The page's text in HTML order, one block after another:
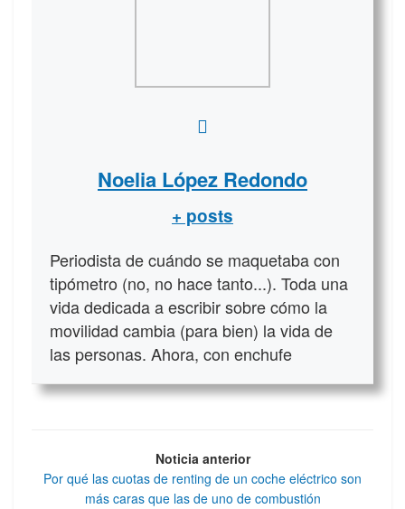
Noelia López Redondo
+ posts
Periodista de cuándo se maquetaba con
tipómetro (no, no hace tanto...). Toda una
vida dedicada a escribir sobre cómo la
movilidad cambia (para bien) la vida de
las personas. Ahora, con enchufe
Noticia anterior
Por qué las cuotas de renting de un coche eléctrico son
más caras que las de uno de combustión